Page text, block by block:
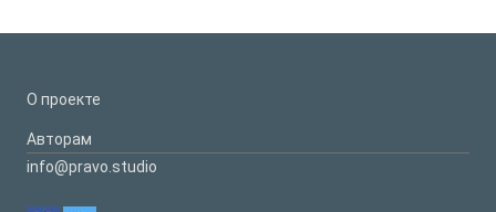
О проекте
Авторам
info@pravo.studio